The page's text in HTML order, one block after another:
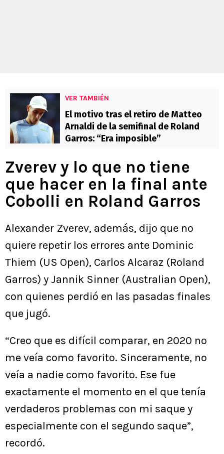
VER TAMBIÉN
El motivo tras el retiro de Matteo
Arnaldi de la semifinal de Roland
Garros: “Era imposible”
Zverev y lo que no tiene
que hacer en la final ante
Cobolli en Roland Garros
Alexander Zverev, además, dijo que no
quiere repetir los errores ante Dominic
Thiem (US Open), Carlos Alcaraz (Roland
Garros) y Jannik Sinner (Australian Open),
con quienes perdió en las pasadas finales
que jugó.
“Creo que es difícil comparar, en 2020 no
me veía como favorito. Sinceramente, no
veía a nadie como favorito. Ese fue
exactamente el momento en el que tenía
verdaderos problemas con mi saque y
especialmente con el segundo saque”,
recordó.